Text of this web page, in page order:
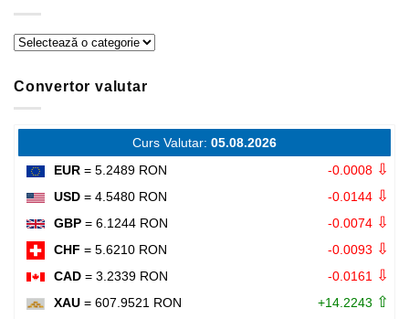
Categorii
Convertor valutar
Curs Valutar: 05.08.2026
EUR = 5.2489 RON -0.0008 ⇩
USD = 4.5480 RON -0.0144 ⇩
GBP = 6.1244 RON -0.0074 ⇩
CHF = 5.6210 RON -0.0093 ⇩
CAD = 3.2339 RON -0.0161 ⇩
XAU = 607.9521 RON +14.2243 ⇧